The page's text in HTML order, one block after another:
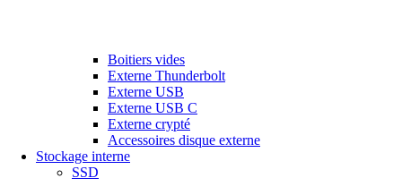
Boitiers vides
Externe Thunderbolt
Externe USB
Externe USB C
Externe crypté
Accessoires disque externe
Stockage interne
SSD